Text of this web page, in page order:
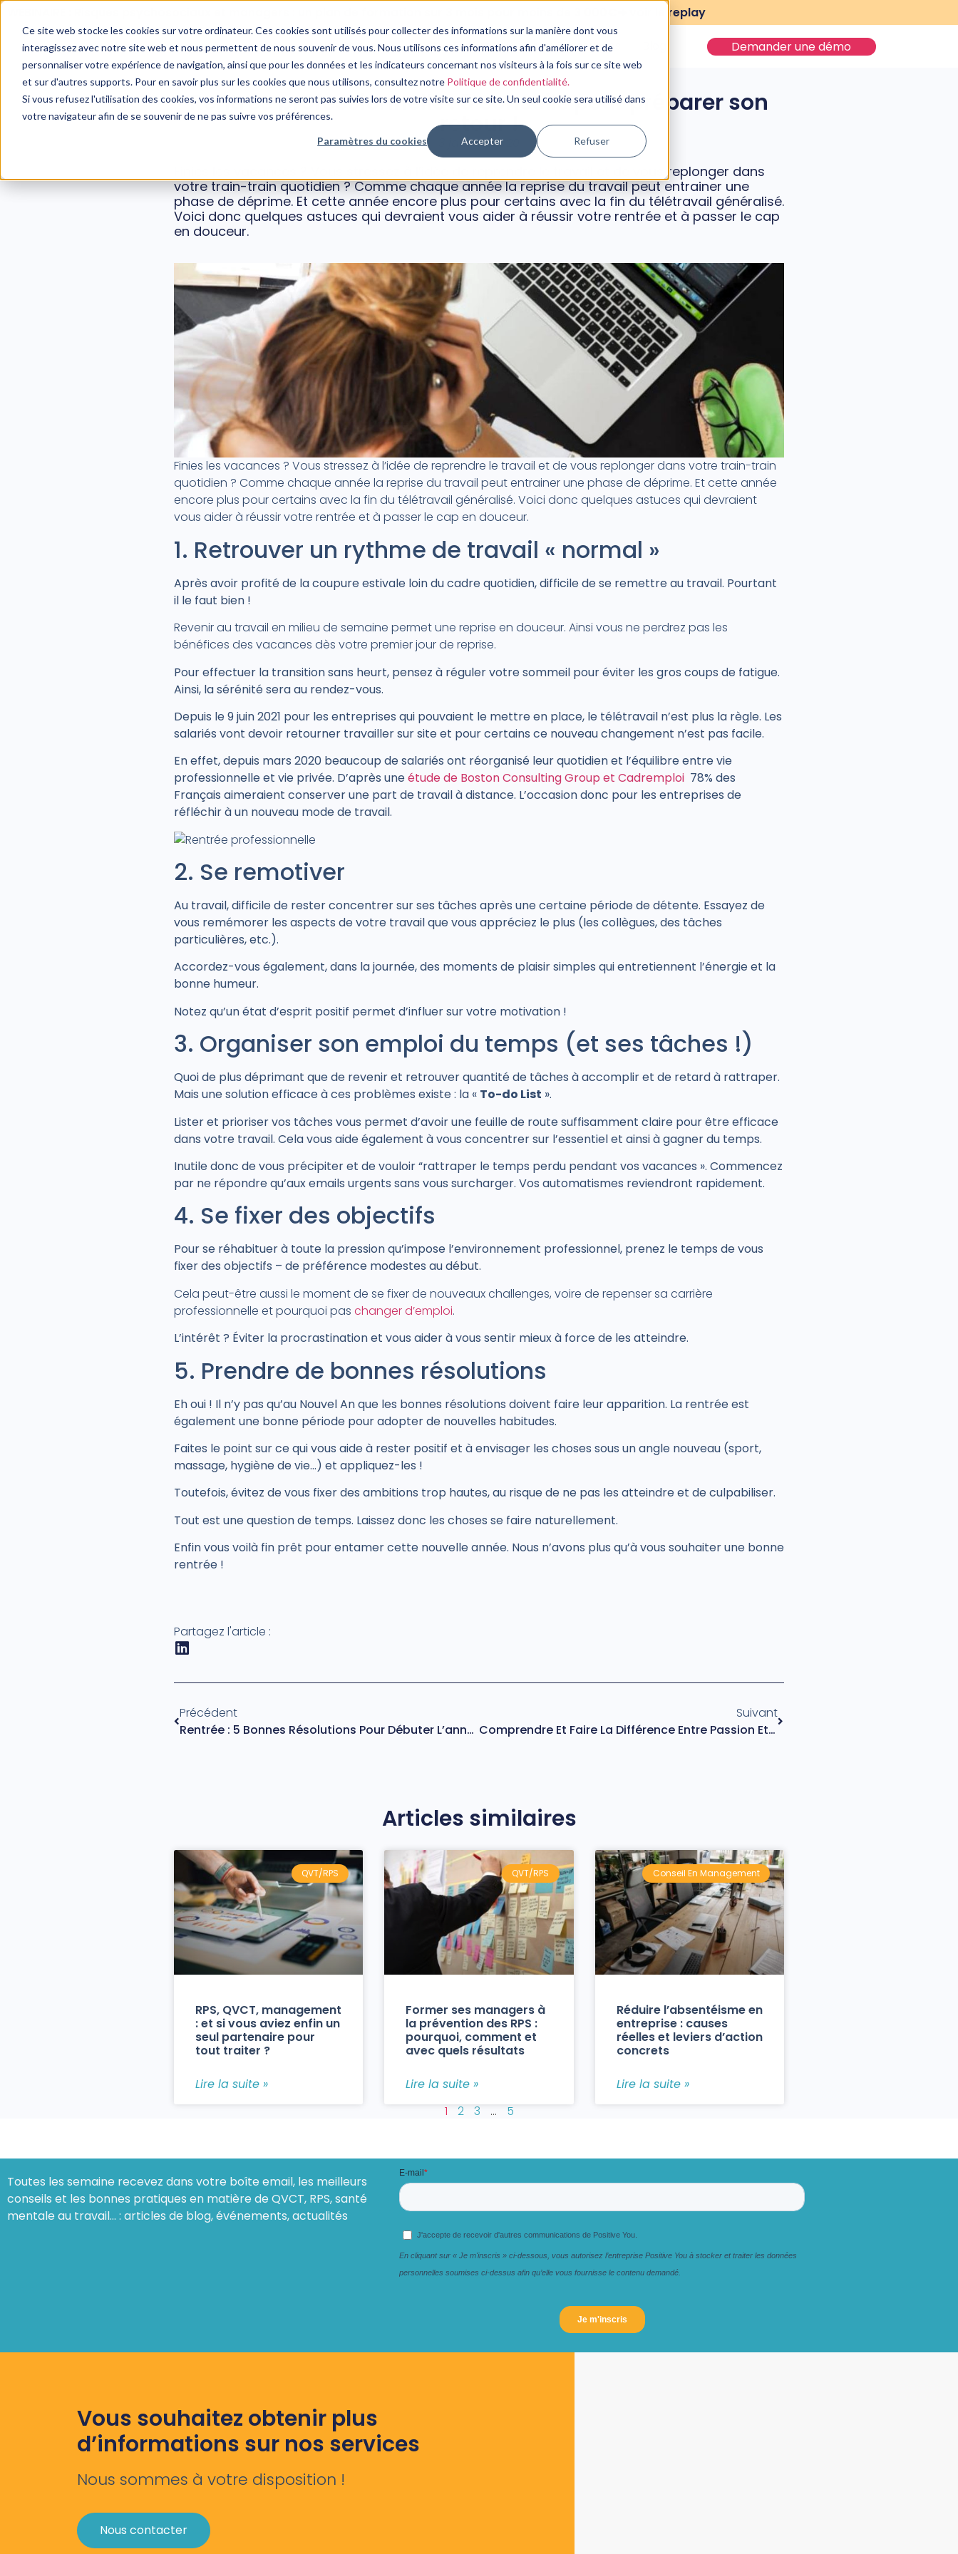
Ce site web stocke les cookies sur votre ordinateur. Ces cookies sont utilisés pour collecter des informations sur la manière dont vous
interagissez avec notre site web et nous permettent de nous souvenir de vous. Nous utilisons ces informations afin d'améliorer et de
personnaliser votre expérience de navigation, ainsi que pour les données et les indicateurs concernant nos visiteurs à la fois sur ce site web
et sur d'autres supports. Pour en savoir plus sur les cookies que nous utilisons, consultez notre Politique de confidentialité.
Si vous refusez l'utilisation des cookies, vos informations ne seront pas suivies lors de votre visite sur ce site. Un seul cookie sera utilisé dans
votre navigateur afin de se souvenir de ne pas suivre vos préférences.
Paramètres du cookies Accepter Refuser
WEBINAIRE : Risques psychosociaux et managers : un plan de formation sur 3 mois pour moins de 3 000€➔ voir le replay
Nos Services Notre Expertise Nos Ressources Demander une démo
SENS AU TRAVAIL
Rentrée professionnelle : 5 conseils pour préparer son
retour !
3 janvier, 2020
Finies les vacances ? Vous stressez à l’idée de reprendre le travail et de vous replonger dans
votre train-train quotidien ? Comme chaque année la reprise du travail peut entrainer une
phase de déprime. Et cette année encore plus pour certains avec la fin du télétravail généralisé.
Voici donc quelques astuces qui devraient vous aider à réussir votre rentrée et à passer le cap
en douceur.
Finies les vacances ? Vous stressez à l’idée de reprendre le travail et de vous replonger dans votre train-train
quotidien ? Comme chaque année la reprise du travail peut entrainer une phase de déprime. Et cette année
encore plus pour certains avec la fin du télétravail généralisé. Voici donc quelques astuces qui devraient
vous aider à réussir votre rentrée et à passer le cap en douceur.
1. Retrouver un rythme de travail « normal »
Après avoir profité de la coupure estivale loin du cadre quotidien, difficile de se remettre au travail. Pourtant
il le faut bien !
Revenir au travail en milieu de semaine permet une reprise en douceur. Ainsi vous ne perdrez pas les
bénéfices des vacances dès votre premier jour de reprise.
Pour effectuer la transition sans heurt, pensez à réguler votre sommeil pour éviter les gros coups de fatigue.
Ainsi, la sérénité sera au rendez-vous.
Depuis le 9 juin 2021 pour les entreprises qui pouvaient le mettre en place, le télétravail n’est plus la règle. Les
salariés vont devoir retourner travailler sur site et pour certains ce nouveau changement n’est pas facile.
En effet, depuis mars 2020 beaucoup de salariés ont réorganisé leur quotidien et l’équilibre entre vie
professionnelle et vie privée. D’après uneétude de Boston Consulting Group et Cadremploi 78% des
Français aimeraient conserver une part de travail à distance. L’occasion donc pour les entreprises de
réfléchir à un nouveau mode de travail.
2. Se remotiver
Au travail, difficile de rester concentrer sur ses tâches après une certaine période de détente. Essayez de
vous remémorer les aspects de votre travail que vous appréciez le plus (les collègues, des tâches
particulières, etc.).
Accordez-vous également, dans la journée, des moments de plaisir simples qui entretiennent l’énergie et la
bonne humeur.
Notez qu’un état d’esprit positif permet d’influer sur votre motivation !
3. Organiser son emploi du temps (et ses tâches !)
Quoi de plus déprimant que de revenir et retrouver quantité de tâches à accomplir et de retard à rattraper.
Mais une solution efficace à ces problèmes existe : la « To-do List ».
Lister et prioriser vos tâches vous permet d’avoir une feuille de route suffisamment claire pour être efficace
dans votre travail. Cela vous aide également à vous concentrer sur l’essentiel et ainsi à gagner du temps.
Inutile donc de vous précipiter et de vouloir “rattraper le temps perdu pendant vos vacances ». Commencez
par ne répondre qu’aux emails urgents sans vous surcharger. Vos automatismes reviendront rapidement.
4. Se fixer des objectifs
Pour se réhabituer à toute la pression qu’impose l’environnement professionnel, prenez le temps de vous
fixer des objectifs – de préférence modestes au début.
Cela peut-être aussi le moment de se fixer de nouveaux challenges, voire de repenser sa carrière
professionnelle et pourquoi pas changer d’emploi.
L’intérêt ? Éviter la procrastination et vous aider à vous sentir mieux à force de les atteindre.
5. Prendre de bonnes résolutions
Eh oui ! Il n’y pas qu’au Nouvel An que les bonnes résolutions doivent faire leur apparition. La rentrée est
également une bonne période pour adopter de nouvelles habitudes.
Faites le point sur ce qui vous aide à rester positif et à envisager les choses sous un angle nouveau (sport,
massage, hygiène de vie…) et appliquez-les !
Toutefois, évitez de vous fixer des ambitions trop hautes, au risque de ne pas les atteindre et de culpabiliser.
Tout est une question de temps. Laissez donc les choses se faire naturellement.
Enfin vous voilà fin prêt pour entamer cette nouvelle année. Nous n’avons plus qu’à vous souhaiter une bonne
rentrée !
Partagez l'article :
Précédent
Rentrée : 5 Bonnes Résolutions Pour Débuter L’année
Suivant
Comprendre Et Faire La Différence Entre Passion Et Amour
Articles similaires
QVT/RPS
RPS, QVCT, management
: et si vous aviez enfin un
seul partenaire pour
tout traiter ?
Lire la suite »
QVT/RPS
Former ses managers à
la prévention des RPS :
pourquoi, comment et
avec quels résultats
Lire la suite »
Conseil En Management
Réduire l’absentéisme en
entreprise : causes
réelles et leviers d’action
concrets
Lire la suite »
1
2 3 … 5
Toutes les semaine recevez dans votre boîte email, les meilleurs
conseils et les bonnes pratiques en matière de QVCT, RPS, santé
mentale au travail… : articles de blog, événements, actualités
Vous souhaitez obtenir plus
d’informations sur nos services
Nous sommes à votre disposition !
Nous contacter